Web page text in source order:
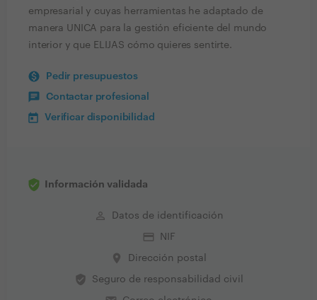
empresarial y cuyas herramientas he adaptado de
manera UNICA para la gestión eficiente del mundo
interior y que ELIJAS cómo quieres sentirte.
Pedir presupuestos
Contactar profesional
Verificar disponibilidad
Información validada
perm_identity Datos de identificación
credit_card NIF
place Dirección postal
verified_user Seguro de responsabilidad civil